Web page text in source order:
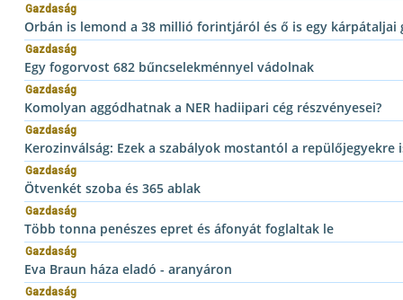
Gazdaság
Orbán is lemond a 38 millió forintjáról és ő is egy
Gazdaság
Egy fogorvost 682 bűncselekménnyel vádolnak
Gazdaság
Komolyan aggódhatnak a NER hadiipari cég részvényesei?
Gazdaság
Kerozinválság: Ezek a szabályok mostantól a repülőjegyekre
Gazdaság
Ötvenkét szoba és 365 ablak
Gazdaság
Több tonna penészes epret és áfonyát foglaltak le
Gazdaság
Eva Braun háza eladó - aranyáron
Gazdaság